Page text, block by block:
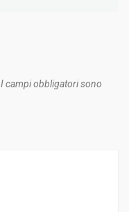
I campi obbligatori sono